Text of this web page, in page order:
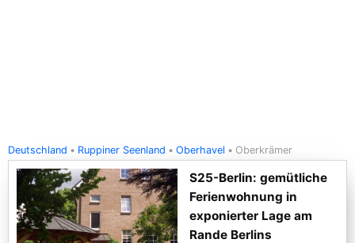
Deutschland Ruppiner Seenland Oberhavel Oberkrämer
S25-Berlin: gemütliche
Ferienwohnung in
exponierter Lage am
Rande Berlins